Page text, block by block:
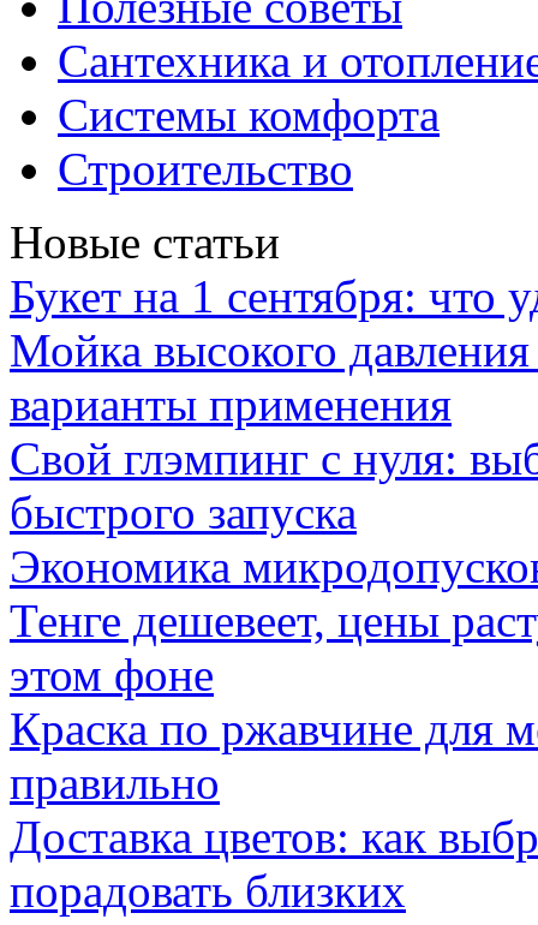
Сантехника и
Системы комфорта
Строительство
Новые статьи
Букет на 1 сентября: что
Мойка высокого
варианты применения
Свой глэмпинг с нуля:
быстрого запуска
Экономика
Тенге дешевеет, цены
этом фоне
Краска по ржавчине для
правильно
Доставка цветов: как
порадовать близких